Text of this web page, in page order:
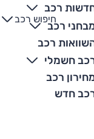
רכב
רכב
רכב
חשמלי
רכב
חדש
חיפוש רכב
+
-
תקווה